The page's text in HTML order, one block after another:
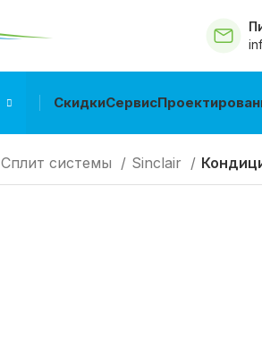
СкидкиСервис
Cплит системы Sinclair